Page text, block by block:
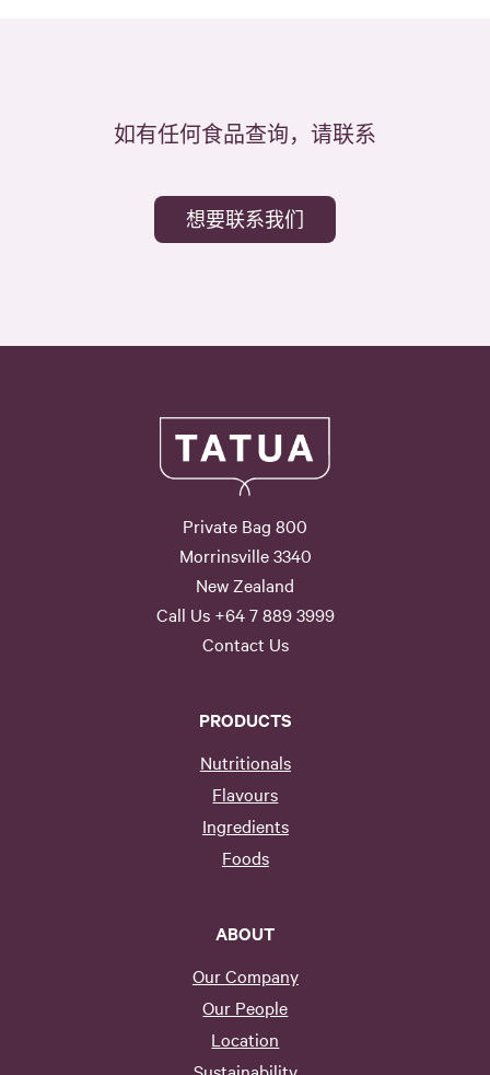
如有任何食品查询，请联系
想要联系我们
Private Bag 800
Morrinsville 3340
New Zealand
Call Us +64 7 889 3999
Contact Us
PRODUCTS
Nutritionals
Flavours
Ingredients
Foods
ABOUT
Our Company
Our People
Location